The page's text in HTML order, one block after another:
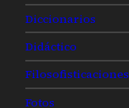
Diccionarios
Didáctico
Filosofisticaciones
Fotos